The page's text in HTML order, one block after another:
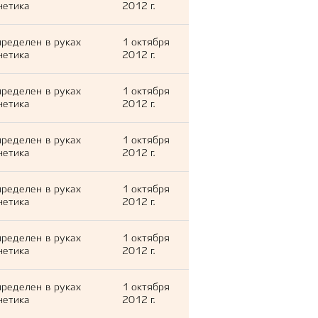
2012 г.
в руках
1 октября
2012 г.
в руках
1 октября
2012 г.
в руках
1 октября
2012 г.
в руках
1 октября
2012 г.
в руках
1 октября
2012 г.
в руках
1 октября
2012 г.